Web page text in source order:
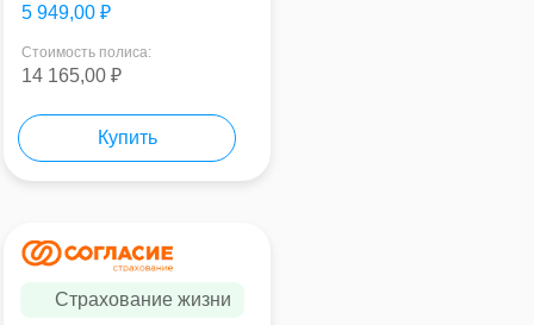
Стоимость полиса:
14 165,00 ₽
5 949,00 ₽
Купить
Страхование жизни